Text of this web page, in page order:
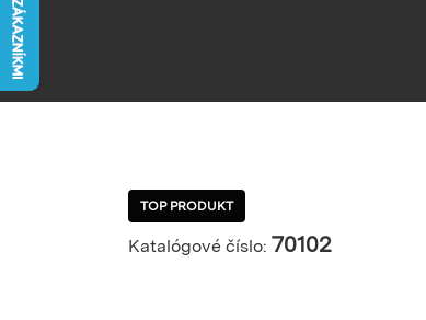
TOP PRODUKT
Katalógové číslo: 70102